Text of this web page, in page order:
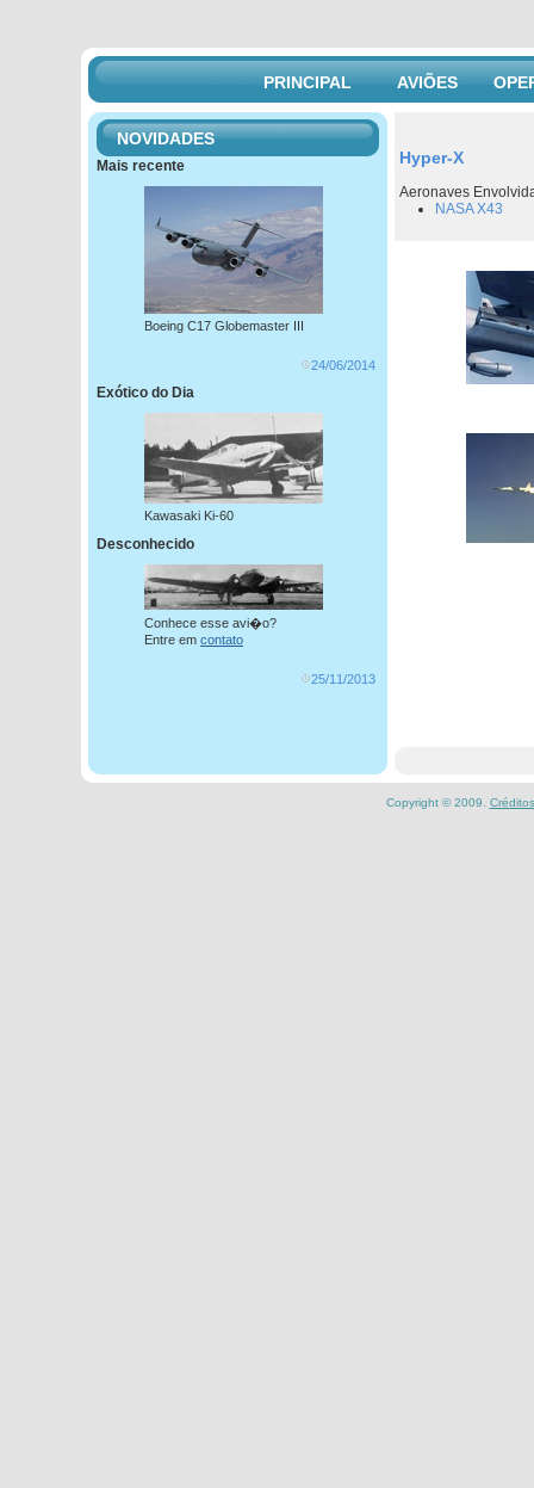
PRINCIPAL AVIÕES
Hyper-X
Aeronaves
NASA X43
NOVIDADES
Mais recente
Boeing C17 Globemaster III
24/06/2014
Exótico do Dia
Kawasaki Ki-60
Desconhecido
Conhece esse avi�o?
Entre em contato
25/11/2013
Copyright © 2009. Créditos